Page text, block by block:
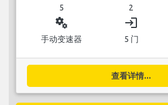
5 2
miscellaneous_services
手动变速器
login
5 门
查看详情...